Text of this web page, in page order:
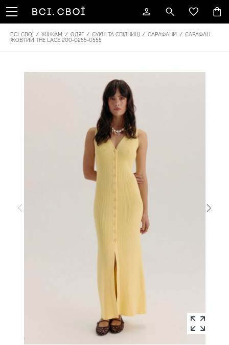
ВСІ. СВОЇ / ЖІНКАМ / ОДЯГ / СУКНІ ТА СПІДНИЦІ / САРАФАНИ / САРАФАН
ЖОВТИЙ THE LACE 200-0255-0555